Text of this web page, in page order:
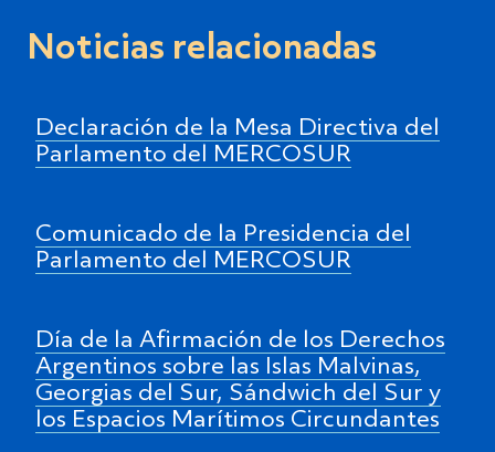
Noticias relacionadas
Declaración de la Mesa Directiva del
Parlamento del MERCOSUR
Comunicado de la Presidencia del
Parlamento del MERCOSUR
Día de la Afirmación de los Derechos
Argentinos sobre las Islas Malvinas,
Georgias del Sur, Sándwich del Sur y
los Espacios Marítimos Circundantes